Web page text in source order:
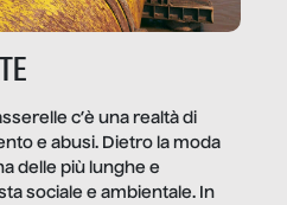
c’è una realtà di
e abusi. Dietro la moda
delle più lunghe e
sociale e ambientale. In